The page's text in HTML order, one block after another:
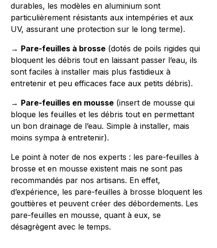
durables, les modèles en aluminium sont
particulièrement résistants aux intempéries et aux
UV, assurant une protection sur le long terme).
→ Pare-feuilles à brosse (dotés de poils rigides qui
bloquent les débris tout en laissant passer l’eau, ils
sont faciles à installer mais plus fastidieux à
entretenir et peu efficaces face aux petits débris).
→ Pare-feuilles en mousse (insert de mousse qui
bloque les feuilles et les débris tout en permettant
un bon drainage de l’eau. Simple à installer, mais
moins sympa à entretenir).
Le point à noter de nos experts : les pare-feuilles à
brosse et en mousse existent mais ne sont pas
recommandés par nos artisans. En effet,
d’expérience, les pare-feuilles à brosse bloquent les
gouttières et peuvent créer des débordements. Les
pare-feuilles en mousse, quant à eux, se
désagrègent avec le temps.